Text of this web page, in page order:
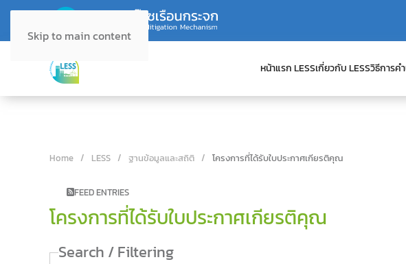
Skip to main content
หน้าแรก LESSเกี่ยวกับ LESSวิธีการค
Home LESS ฐานข้อมูลและสถิติ โครงการที่ได้รับใบประกาศเกียรติคุณ
FEED ENTRIES
โครงการที่ได้รับใบประกาศเกียรติคุณ
Search / Filtering